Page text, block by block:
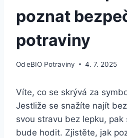
poznat
potraviny
OdeBIO Potraviny 4. 7. 2025
Víte, co se skrývá za
Jestliže se snažíte najít
svou stravu bez lepku,
bude hodit. Zjistěte, jak